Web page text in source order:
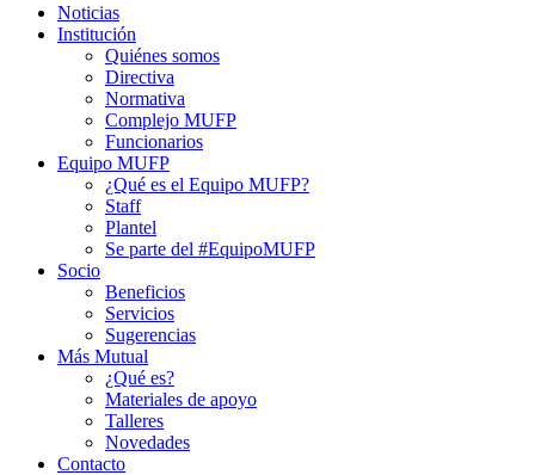
Noticias
Institución
Quiénes somos
Directiva
Normativa
Complejo MUFP
Funcionarios
Equipo MUFP
¿Qué es el Equipo MUFP?
Staff
Plantel
Se parte del #EquipoMUFP
Socio
Beneficios
Servicios
Sugerencias
Más Mutual
¿Qué es?
Materiales de apoyo
Talleres
Novedades
Contacto